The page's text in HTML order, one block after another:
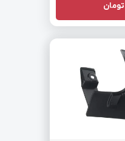
تومان